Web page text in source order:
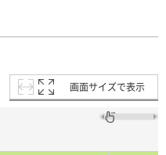
画面サイズで表示